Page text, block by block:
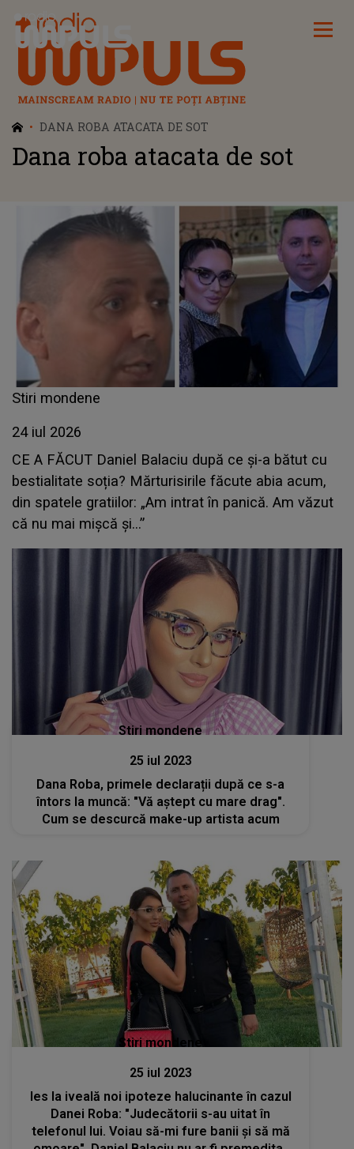
Radio Impuls
DANA ROBA ATACATA DE SOT
Dana roba atacata de sot
Stiri mondene
24 iul 2026
CE A FĂCUT Daniel Balaciu după ce și-a bătut cu
bestialitate soția? Mărturisirile făcute abia acum,
din spatele gratiilor: „Am intrat în panică. Am văzut
că nu mai mișcă și...”
Stiri mondene
25 iul 2023
Dana Roba, primele declarații după ce s-a
întors la muncă: "Vă aștept cu mare drag".
Cum se descurcă make-up artista acum
Stiri mondene
25 iul 2023
Ies la iveală noi ipoteze halucinante în cazul
Danei Roba: "Judecătorii s-au uitat în
telefonul lui. Voiau să-mi fure banii și să mă